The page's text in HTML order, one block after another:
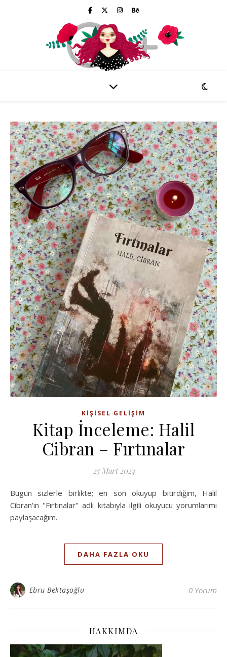
KIŞISEL GELIŞIM
Kitap İnceleme: Halil
Cibran – Fırtınalar
25 Mart 2024
Bugün sizlerle birlikte; en son okuyup bitirdiğim, Halil
Cibran'ın ''Fırtınalar'' adlı kitabıyla ilgili okuyucu yorumlarımı
paylaşacağım.
DAHA FAZLA OKU
Ebru Bektaşoğlu 0 Yorum
HAKKIMDA